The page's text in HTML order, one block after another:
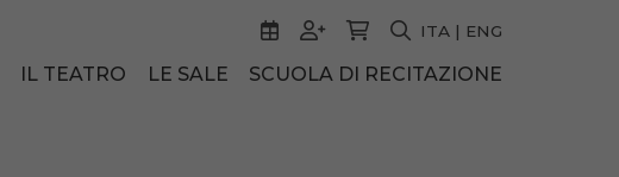
ITA | ENG
IL TEATRO LE SALE SCUOLA DI RECITAZIONE